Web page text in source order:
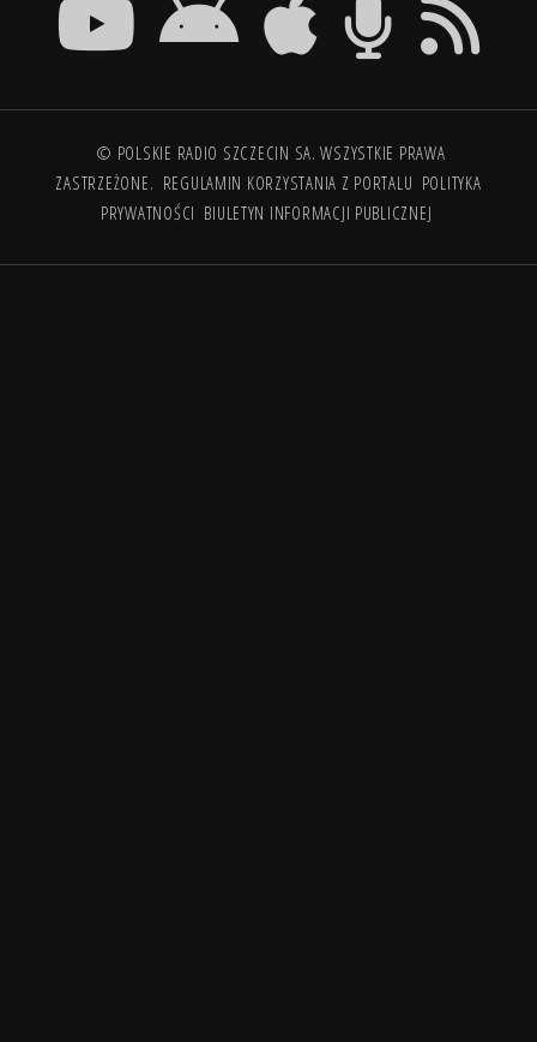
© POLSKIE RADIO SZCZECIN SA. WSZYSTKIE PRAWA
ZASTRZEŻONE. REGULAMIN KORZYSTANIA Z PORTALU POLITYKA
PRYWATNOŚCI BIULETYN INFORMACJI PUBLICZNEJ